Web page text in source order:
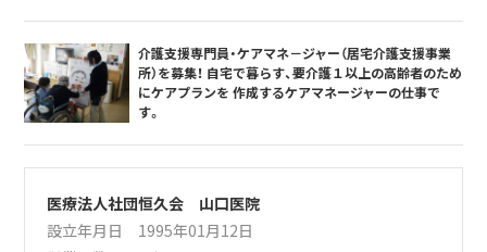
介護支援専門員・ケアマネ－ジャー（居宅介護支援事業
所）を募集！ 自宅で暮らす、要介護１以上の高齢者のため
にケアプランを 作成するケアマネージャーの仕事で
す。
医療法人社団恒久会 山口医院
設立年月日 1995年01月12日